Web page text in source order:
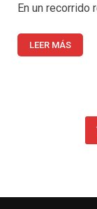
En un recorrido
LEER MÁS